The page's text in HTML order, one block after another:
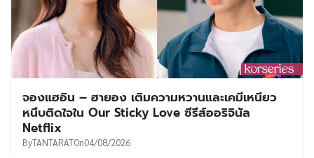
จองแฮอิน – ฮายอง เติมความหวานและเคมีเหนียว
หนึบติดใจใน Our Sticky Love ซีรีส์ออริจินัล
Netflix
ByTANTARATOn04/08/2026